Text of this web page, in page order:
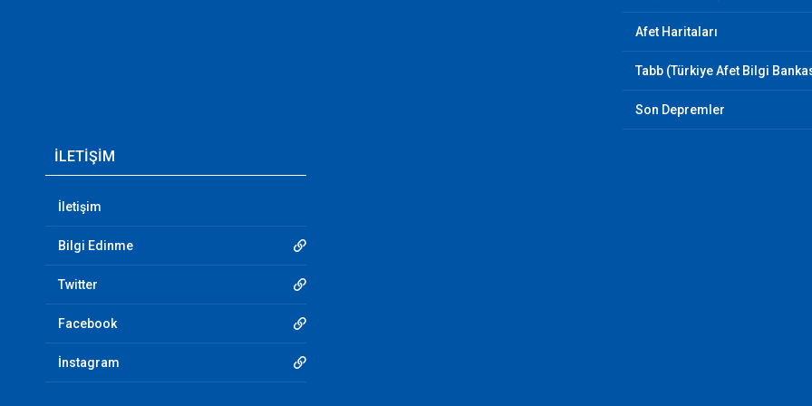
Afet Haritaları
Tabb (Türkiye Afet Bilgi
Son Depremler
İLETİŞİM
İletişim
Bilgi Edinme
Twitter
Facebook
İnstagram